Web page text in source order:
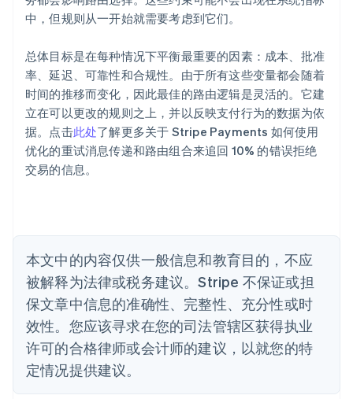
中，但规则从一开始就需要考虑到它们。
总体目标是在每种情况下平衡最重要的因素：成本、批准
率、延迟、可靠性和合规性。由于所有这些变量都会随着
时间的推移而变化，因此最佳的路由逻辑是灵活的。它建
立在可以更改的规则之上，并以反映支付行为的数据为依
据。点击此处了解更多关于 Stripe Payments 如何使用
优化的重试消息传递和路由组合来追回 10% 的错误拒绝
交易的信息。
本文中的内容仅供一般信息和教育目的，不应
被解释为法律或税务建议。Stripe 不保证或担
保文章中信息的准确性、完整性、充分性或时
效性。您应该寻求在您的司法管辖区获得执业
许可的合格律师或会计师的建议，以就您的特
定情况提供建议。
English
爱尔兰
爱沙尼亚
English
奥地利
DeutschEnglish
澳大利亚
English
巴西
Português
English
丹麦
English
德国
DeutschEnglish
法国
FrançaisEnglish
芬兰
EnglishSvenska